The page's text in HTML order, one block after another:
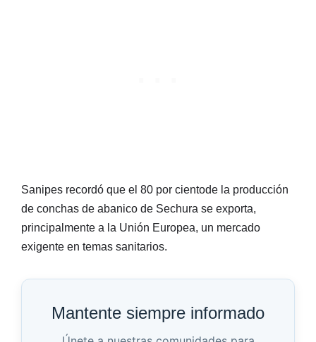
Sanipes recordó que el 80 por cientode la producción
de conchas de abanico de Sechura se exporta,
principalmente a la Unión Europea, un mercado
exigente en temas sanitarios.
Mantente siempre informado